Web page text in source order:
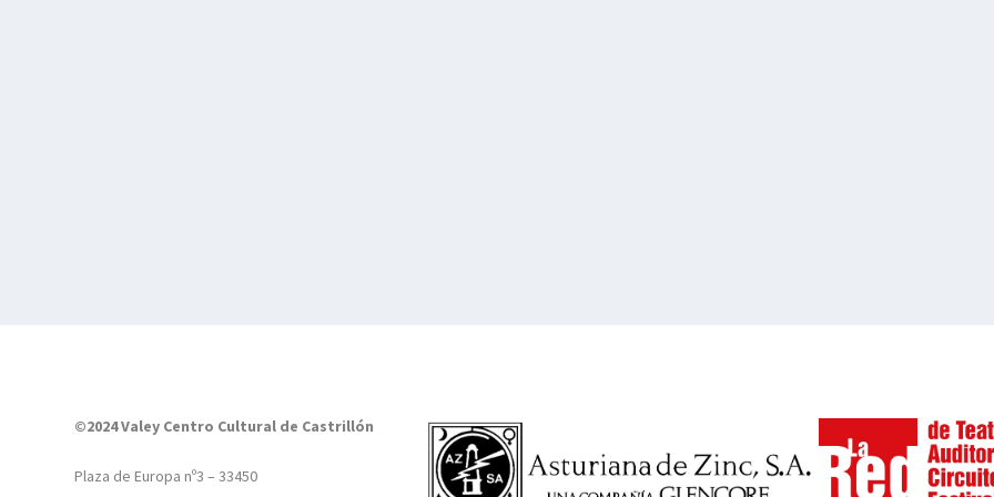
©2024 Valey Centro Cultural de Castrillón
Plaza de Europa nº3 – 33450